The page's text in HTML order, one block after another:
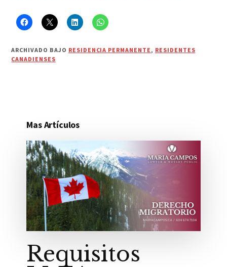
ARCHIVADO BAJO RESIDENCIA PERMANENTE , RESIDENTES
CANADIENSES
Mas Artículos
Requisitos